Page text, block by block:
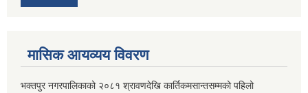
मासिक आयव्यय विवरण
भक्तपुर नगरपालिकाको २०८१ श्रावणदेखि कार्तिकमसान्तसम्मको पहिलो